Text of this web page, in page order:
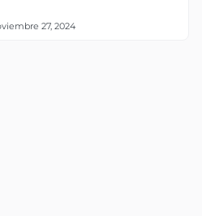
27, 2024